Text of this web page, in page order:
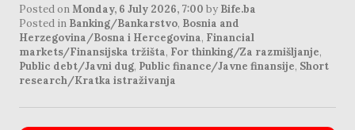
Posted on Monday, 6 July 2026, 7:00 by Bife.ba
Posted in Banking/Bankarstvo, Bosnia and
Herzegovina/Bosna i Hercegovina, Financial
markets/Finansijska tržišta, For thinking/Za razmišljanje,
Public debt/Javni dug, Public finance/Javne finansije, Short
research/Kratka istraživanja